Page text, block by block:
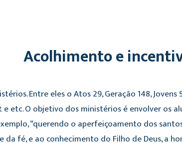
Acolhimento e
Entre eles o Atos 29, Geração 148, Jovens
e etc. O objetivo dos ministérios é envolver
“querendo o aperfeiçoamento dos
fé, e ao conhecimento do Filho de Deus, a